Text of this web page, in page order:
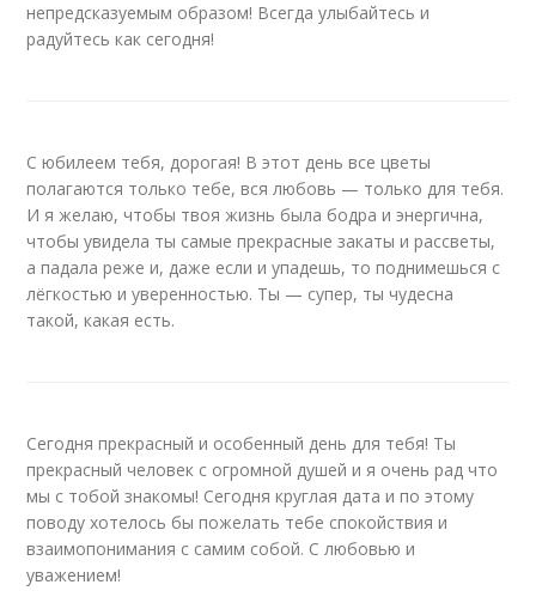
непредсказуемым образом! Всегда улыбайтесь и
радуйтесь как сегодня!
С юбилеем тебя, дорогая! В этот день все цветы
полагаются только тебе, вся любовь — только для тебя.
И я желаю, чтобы твоя жизнь была бодра и энергична,
чтобы увидела ты самые прекрасные закаты и рассветы,
а падала реже и, даже если и упадешь, то поднимешься с
лёгкостью и уверенностью. Ты — супер, ты чудесна
такой, какая есть.
Сегодня прекрасный и особенный день для тебя! Ты
прекрасный человек с огромной душей и я очень рад что
мы с тобой знакомы! Сегодня круглая дата и по этому
поводу хотелось бы пожелать тебе спокойствия и
взаимопонимания с самим собой. С любовью и
уважением!